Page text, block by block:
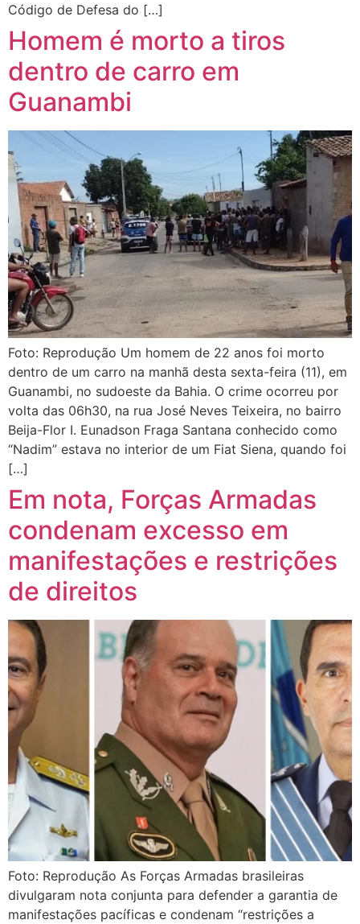
Código de Defesa do […]
Homem é morto a tiros
dentro de carro em
Guanambi
Foto: Reprodução Um homem de 22 anos foi morto
dentro de um carro na manhã desta sexta-feira (11), em
Guanambi, no sudoeste da Bahia. O crime ocorreu por
volta das 06h30, na rua José Neves Teixeira, no bairro
Beija-Flor I. Eunadson Fraga Santana conhecido como
“Nadim” estava no interior de um Fiat Siena, quando foi
[…]
Em nota, Forças Armadas
condenam excesso em
manifestações e restrições
de direitos
Foto: Reprodução As Forças Armadas brasileiras
divulgaram nota conjunta para defender a garantia de
manifestações pacíficas e condenam “restrições a